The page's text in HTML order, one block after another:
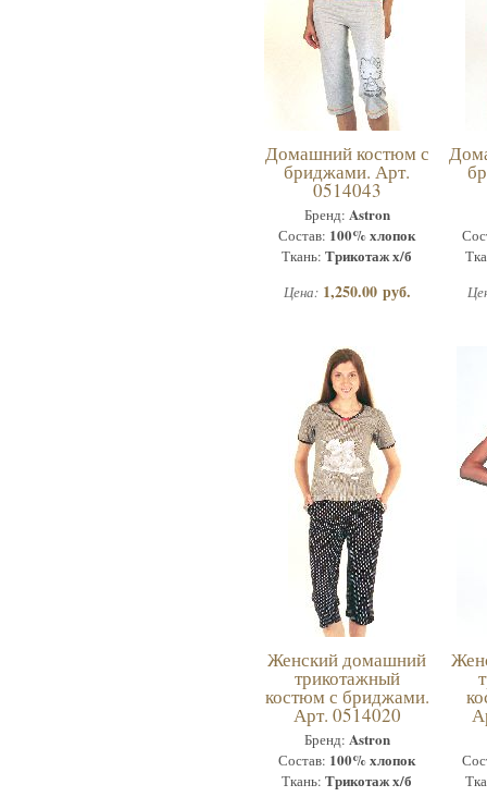
Домашний костюм с
бриджами. Арт.
0514043
Бренд: Astron
Состав: 100% хлопок
Ткань: Трикотаж х/б
Цена: 1,250.00 руб.
Женский домашний
трикотажный
костюм с бриджами.
Арт. 0514020
Бренд: Astron
Состав: 100% хлопок
Ткань: Трикотаж х/б